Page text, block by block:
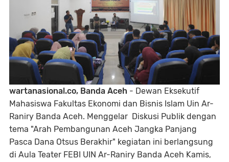
wartanasional.co, Banda Aceh - Dewan Eksekutif
Mahasiswa Fakultas Ekonomi dan Bisnis Islam Uin Ar-
Raniry Banda Aceh. Menggelar Diskusi Publik dengan
tema "Arah Pembangunan Aceh Jangka Panjang
Pasca Dana Otsus Berakhir" kegiatan ini berlangsung
di Aula Teater FEBI UIN Ar-Raniry Banda Aceh Kamis,